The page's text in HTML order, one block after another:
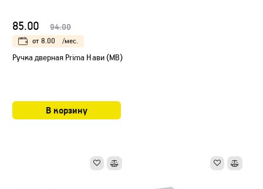
85.00 94.00
от 8.00 /мес.
Ручка дверная Prima Нави (МB)
В корзину